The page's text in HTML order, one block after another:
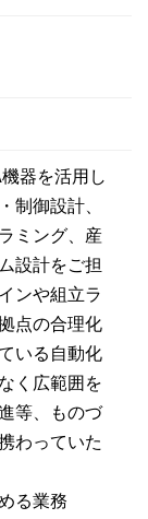
器を活用し
制御設計、
ミング、産
設計をご担
ンや組立ラ
点の合理化
いる自動化
く広範囲を
等、ものづ
わっていた
る業務